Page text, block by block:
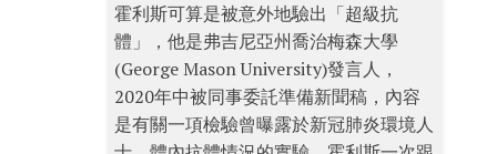
霍利斯可算是被意外地驗出「超級抗
體」，他是弗吉尼亞州喬治梅森大學
(George Mason University)發言人，
2020年中被同事委託準備新聞稿，內容
是有關一項檢驗曾曝露於新冠肺炎環境人